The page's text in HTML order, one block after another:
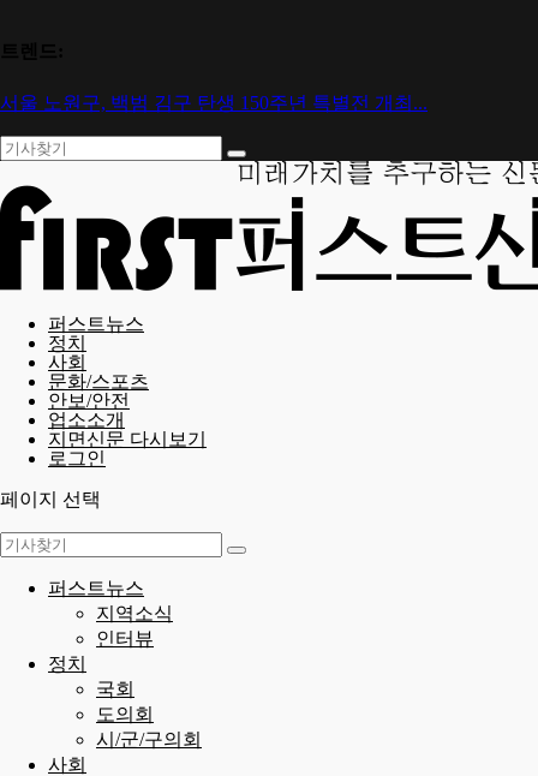
서울 노원구, 백범 김구 탄생 150주년 특별전 개최...
퍼스트뉴스
정치
사회
문화/스포츠
안보/안전
업소소개
지면신문 다시보기
로그인
페이지 선택
퍼스트뉴스
지역소식
인터뷰
정치
국회
도의회
시/군/구의회
사회